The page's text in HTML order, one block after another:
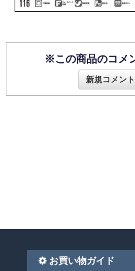
※この商品のコメ
新規コメン
お買い物ガイド